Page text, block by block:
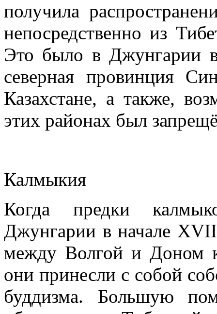
получила
непосредственно из
Это было в Джунгарии
северная провинция
Казахстане, а также,
этих районах был
Калмыкия
Когда предки
Джунгарии в начале
между Волгой и Доном
они принесли с собой
буддизма. Большую